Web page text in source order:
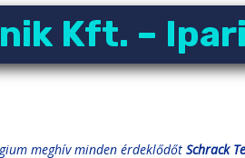
Kft. –
meghív minden érdeklődőt Schrack